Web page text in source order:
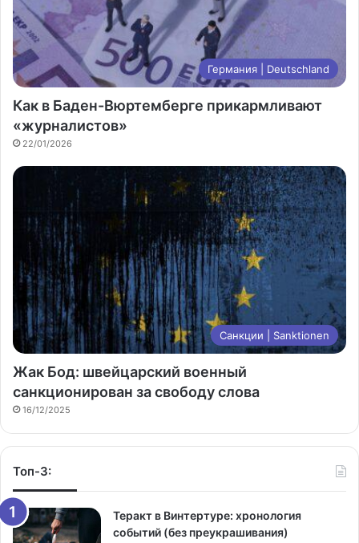
Германия | Deutschland
Как в Баден-Вюртемберге прикармливают
«журналистов»
22/01/2026
Санкции | Sanktionen
Жак Бод: швейцарский военный
санкционирован за свободу слова
16/12/2025
Топ-3:
Теракт в Винтертуре: хронология
событий (без преукрашивания)